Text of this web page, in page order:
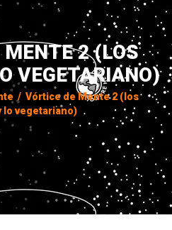
MENTE 2 (LOS
VEGETARIANO)
/ Vórtice de Mente 2 (los
lo vegetariano)